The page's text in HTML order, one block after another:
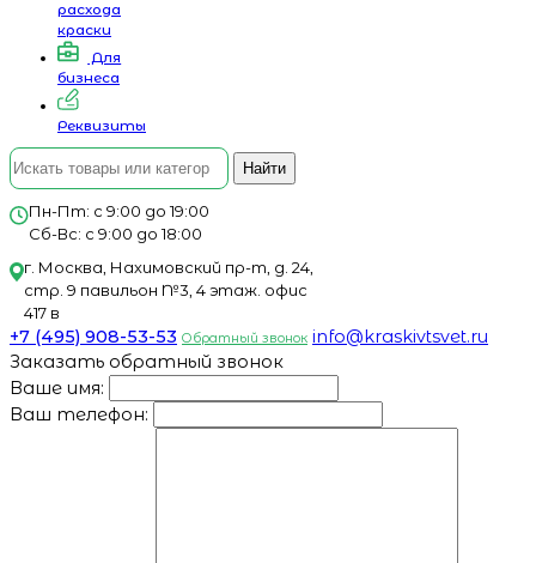
расхода
краски
Для
бизнеса
Реквизиты
Найти
Пн-Пт: с 9:00 до 19:00
Сб-Вс: с 9:00 до 18:00
г. Москва, Нахимовский пр-т, д. 24,
стр. 9 павильон №3, 4 этаж. офис
417 в
+7 (495) 908-53-53 Обратный звонок info@kraskivtsvet.ru
Заказать обратный звонок
Ваше имя:
Ваш телефон: